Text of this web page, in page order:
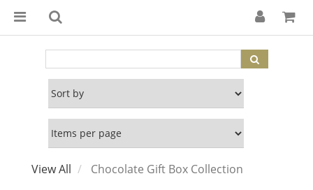
View All Chocolate Gift Box Collection